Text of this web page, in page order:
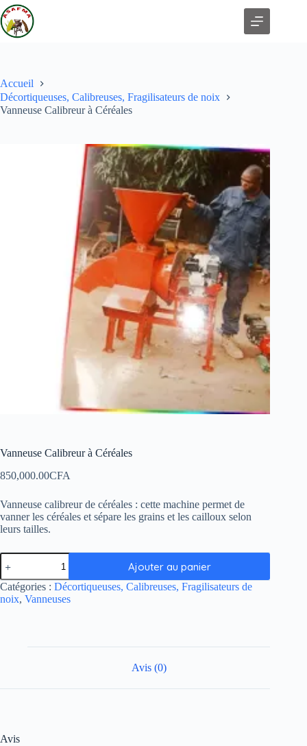
Accueil
Décortiqueuses, Calibreuses, Fragilisateurs de noix
Vanneuse Calibreur à Céréales
Vanneuse Calibreur à Céréales
850,000.00CFA
Vanneuse calibreur de céréales : cette machine permet de
vanner les céréales et sépare les grains et les cailloux selon
leurs tailles.
Ajouter au panier
Catégories : Décortiqueuses, Calibreuses, Fragilisateurs de
noix, Vanneuses
Avis (0)
Avis